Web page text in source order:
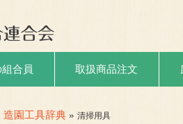
合員 取扱商品注文
造園工具辞典» 清掃用具